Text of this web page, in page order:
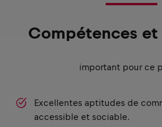
Compétences
important pour ce
Excellentes aptitudes de
accessible et sociable.